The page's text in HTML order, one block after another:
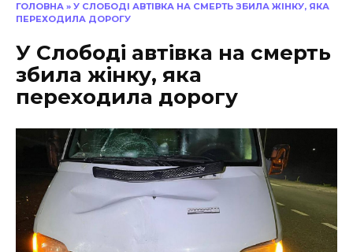
ГОЛОВНА » У СЛОБОДІ АВТІВКА НА СМЕРТЬ ЗБИЛА ЖІНКУ, ЯКА
ПЕРЕХОДИЛА ДОРОГУ
У Слободі автівка на смерть
збила жінку, яка
переходила дорогу